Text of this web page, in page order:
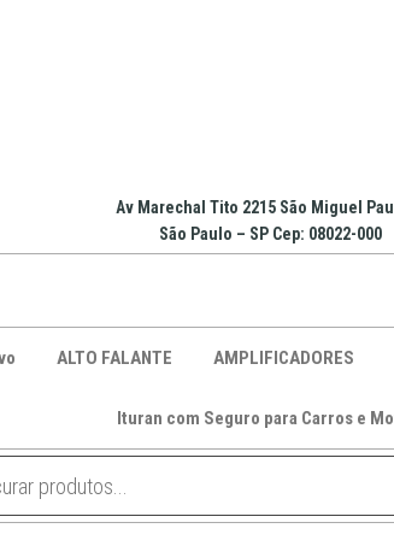
Av Marechal Tito 2215 São Miguel
São Paulo – SP Cep: 08022-000
ALTO FALANTE AMPLIFICADORES
Ituran com Seguro para Carros e